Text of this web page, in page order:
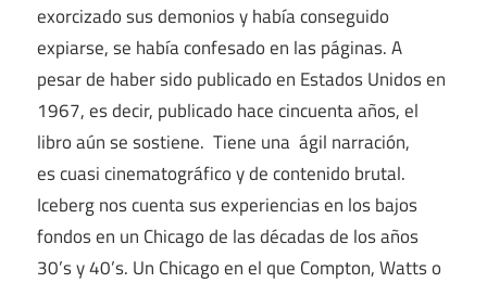
exorcizado sus demonios y había conseguido
expiarse, se había confesado en las páginas. A
pesar de haber sido publicado en Estados Unidos en
1967, es decir, publicado hace cincuenta años, el
libro aún se sostiene. Tiene una ágil narración,
es cuasi cinematográfico y de contenido brutal.
Iceberg nos cuenta sus experiencias en los bajos
fondos en un Chicago de las décadas de los años
30’s y 40’s. Un Chicago en el que Compton, Watts o